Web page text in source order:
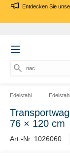
Entdecken Sie
nach
Edelstahl
76 × 120 cm
Art.-Nr. 1026060